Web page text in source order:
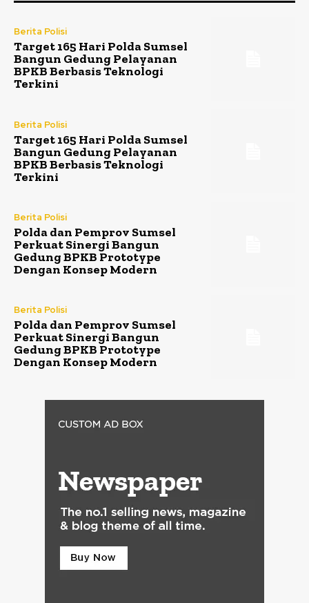
Berita Polisi
Target 165 Hari Polda Sumsel
Bangun Gedung Pelayanan
BPKB Berbasis Teknologi
Terkini
Berita Polisi
Target 165 Hari Polda Sumsel
Bangun Gedung Pelayanan
BPKB Berbasis Teknologi
Terkini
Berita Polisi
Polda dan Pemprov Sumsel
Perkuat Sinergi Bangun
Gedung BPKB Prototype
Dengan Konsep Modern
Berita Polisi
Polda dan Pemprov Sumsel
Perkuat Sinergi Bangun
Gedung BPKB Prototype
Dengan Konsep Modern